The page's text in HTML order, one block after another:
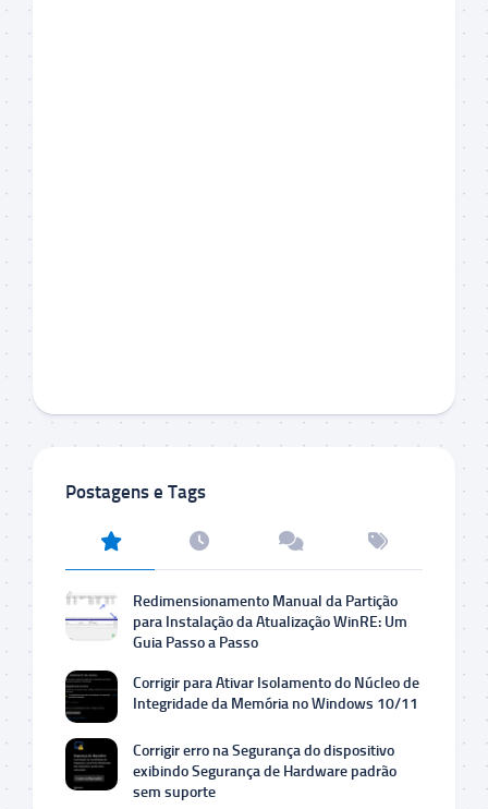
Postagens e Tags
Redimensionamento Manual da Partição
para Instalação da Atualização WinRE: Um
Guia Passo a Passo
Corrigir para Ativar Isolamento do Núcleo de
Integridade da Memória no Windows 10/11
Corrigir erro na Segurança do dispositivo
exibindo Segurança de Hardware padrão
sem suporte